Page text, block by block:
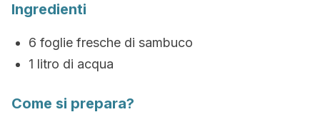
Ingredienti
6 foglie fresche di sambuco
1 litro di acqua
Come si prepara?